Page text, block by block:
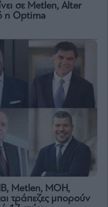
σε Metlen, Αlter
η Optima
Metlen, MOH,
τράπεζες μπορούν